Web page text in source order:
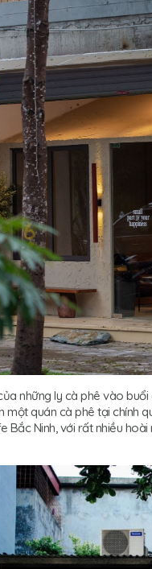
những ly cà phê vào
quán cà phê tại chính
Bắc Ninh, với rất nhiều